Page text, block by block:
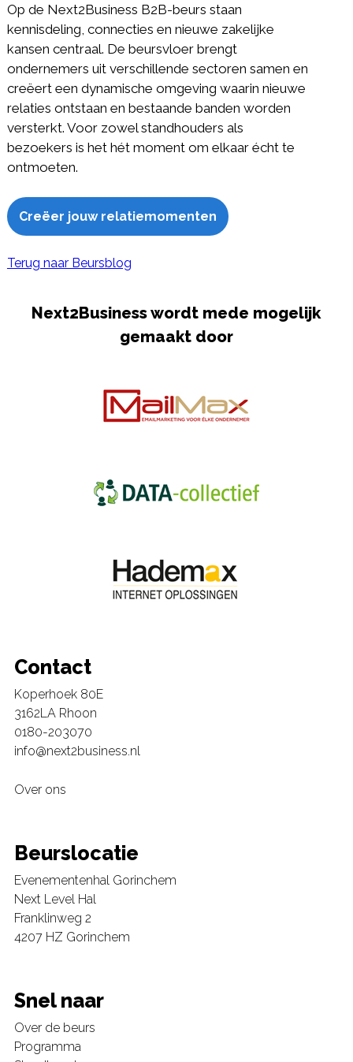
Op de Next2Business B2B-beurs staan
kennisdeling, connecties en nieuwe zakelijke
kansen centraal. De beursvloer brengt
ondernemers uit verschillende sectoren samen en
creëert een dynamische omgeving waarin nieuwe
relaties ontstaan en bestaande banden worden
versterkt. Voor zowel standhouders als
bezoekers is het hét moment om elkaar écht te
ontmoeten.
Creëer jouw relatiemomenten
Terug naar Beursblog
Next2Business wordt mede mogelijk
gemaakt door
Contact
Koperhoek 80E
3162LA Rhoon
0180-203070
info@next2business.nl
Over ons
Beurslocatie
Evenementenhal Gorinchem
Next Level Hal
Franklinweg 2
4207 HZ Gorinchem
Snel naar
Over de beurs
Programma